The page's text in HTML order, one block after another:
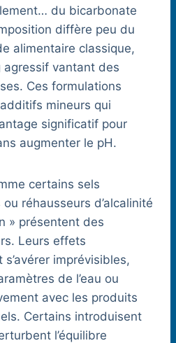
du bicarbonate
diffère peu du
alimentaire classique,
agressif vantant des
Ces formulations
mineurs qui
significatif pour
augmenter le pH.
certains sels
réhausseurs d’alcalinité
» présentent des
Leurs effets
imprévisibles,
de l’eau ou
avec les produits
Certains introduisent
l’équilibre